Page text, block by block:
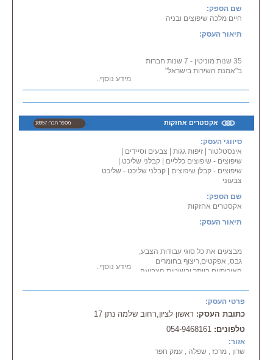
אלפסי מומחים בביצוע
עבודות אינסטלציה, קרמיקה, גבס,
בתחום האינסטלציה בחברה
לחברה מים זורמים מוניטין רב שנים
ועשרות לקוחות מרוצים.
שם הספק:
חיים מלכה שיפוצים ובניה
תיאור העסק:
35 שנות מוניטין - 7 שנות חברות
ב"אמנת השירות בישראל"
ביצוע עבודות:
- הריסה, תוספות לבית , בנייה קלה
ועוד..
צוות מקצועי, איכותי ואמין!
שירות במרכז \ בגוש דן, בשרון,
בשפלה, בראשון לציון...
מידע נוסף...
אקסטרים אחזקות מספר חבר: 18957
סיווגי העסק:
אינסטלטור| זיפות גגות| צבעים וסיידים
שיפוצים - שיפוצים כלליים
קבלני שליכט
שיפוצים - קבלן שיפוצים
קבלני שליכט - שליכט
צבעוני
שם הספק:
אקסטרים אחזקות
תיאור העסק:
מבצעים את כל סוגי עבודות הצבע,
גבס, אפקטים,ריצוף בחומרים
האיכותיים ביותר ובשיטות הצביעה
צביעה סטנדרטית - אפקטים
מיוחדים בצבע
התזת שברי זכוכית - עיצוב בצבע של
חדרי ילדים.
צביעת דירות - ריקות או מרוהטות,
צביעת בתים, צביעה באיירלס,
מידע נוסף...
פרטי העסק:
כתובת העסק: ראשון לציון,רחוב שלמה נתן 17
טלפונים:054-9468161
אזור:
שרון , מרכז , שפלה , עמק חפר